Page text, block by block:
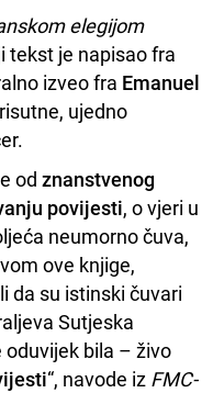
elegijom
tekst je napisao fra
izveo fra Emanuel
ujedno
od znanstvenog
povijesti, o vjeri u
neumorno čuva,
ove knjige,
da su istinski čuvari
Sutjeska
bila – živo
“, navode iz FMC-